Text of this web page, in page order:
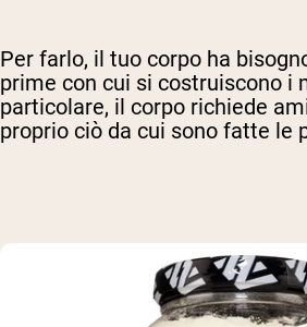
Per farlo, il tuo corpo ha
prime con cui si costruiscono i
particolare, il corpo richiede
proprio ciò da cui sono fatte le